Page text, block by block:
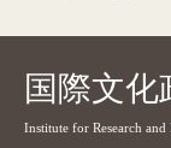
ョ
国際文
Institute for Research